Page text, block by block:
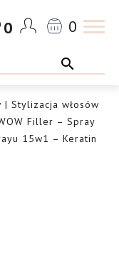
0 0
| Stylizacja włosów
Filler – Spray
15w1 – Keratin